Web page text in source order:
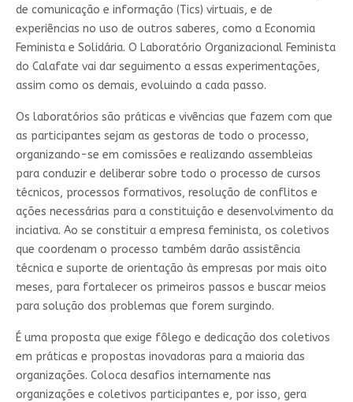
de comunicação e informação (Tics) virtuais, e de
experiências no uso de outros saberes, como a Economia
Feminista e Solidária. O Laboratório Organizacional Feminista
do Calafate vai dar seguimento a essas experimentações,
assim como os demais, evoluindo a cada passo.
Os laboratórios são práticas e vivências que fazem com que
as participantes sejam as gestoras de todo o processo,
organizando-se em comissões e realizando assembleias
para conduzir e deliberar sobre todo o processo de cursos
técnicos, processos formativos, resolução de conflitos e
ações necessárias para a constituição e desenvolvimento da
inciativa. Ao se constituir a empresa feminista, os coletivos
que coordenam o processo também darão assistência
técnica e suporte de orientação às empresas por mais oito
meses, para fortalecer os primeiros passos e buscar meios
para solução dos problemas que forem surgindo.
É uma proposta que exige fôlego e dedicação dos coletivos
em práticas e propostas inovadoras para a maioria das
organizações. Coloca desafios internamente nas
organizações e coletivos participantes e, por isso, gera